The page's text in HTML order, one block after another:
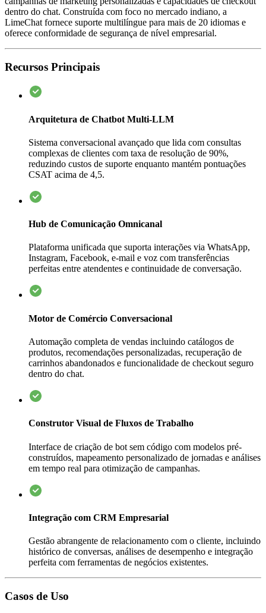
dentro do chat. Construída com foco no mercado indiano, a
LimeChat fornece suporte multilíngue para mais de 20 idiomas e
oferece conformidade de segurança de nível empresarial.
Recursos Principais
Arquitetura de Chatbot Multi-LLM
Sistema conversacional avançado que lida com consultas
complexas de clientes com taxa de resolução de 90%,
reduzindo custos de suporte enquanto mantém pontuações
CSAT acima de 4,5.
Hub de Comunicação Omnicanal
Plataforma unificada que suporta interações via WhatsApp,
Instagram, Facebook, e-mail e voz com transferências
perfeitas entre atendentes e continuidade de conversação.
Motor de Comércio Conversacional
Automação completa de vendas incluindo catálogos de
produtos, recomendações personalizadas, recuperação de
carrinhos abandonados e funcionalidade de checkout seguro
dentro do chat.
Construtor Visual de Fluxos de Trabalho
Interface de criação de bot sem código com modelos pré-
construídos, mapeamento personalizado de jornadas e análises
em tempo real para otimização de campanhas.
Integração com CRM Empresarial
Gestão abrangente de relacionamento com o cliente, incluindo
histórico de conversas, análises de desempenho e integração
perfeita com ferramentas de negócios existentes.
Casos de Uso